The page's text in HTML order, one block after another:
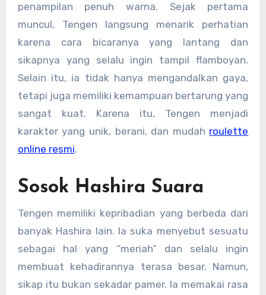
penampilan penuh warna. Sejak pertama
muncul, Tengen langsung menarik perhatian
karena cara bicaranya yang lantang dan
sikapnya yang selalu ingin tampil flamboyan.
Selain itu, ia tidak hanya mengandalkan gaya,
tetapi juga memiliki kemampuan bertarung yang
sangat kuat. Karena itu, Tengen menjadi
karakter yang unik, berani, dan mudah roulette
online resmi.
Sosok Hashira Suara
Tengen memiliki kepribadian yang berbeda dari
banyak Hashira lain. Ia suka menyebut sesuatu
sebagai hal yang “meriah” dan selalu ingin
membuat kehadirannya terasa besar. Namun,
sikap itu bukan sekadar pamer. Ia memakai rasa